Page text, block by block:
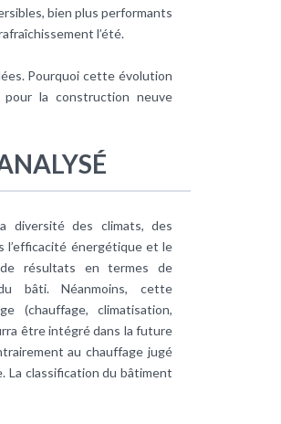
bien plus performants
l’été.
Pourquoi cette évolution
la construction neuve
diversité des climats, des
l’efficacité énergétique et le
résultats en termes de
bâti. Néanmoins, cette
(chauffage, climatisation,
être intégré dans la future
au chauffage jugé
La classification du bâtiment